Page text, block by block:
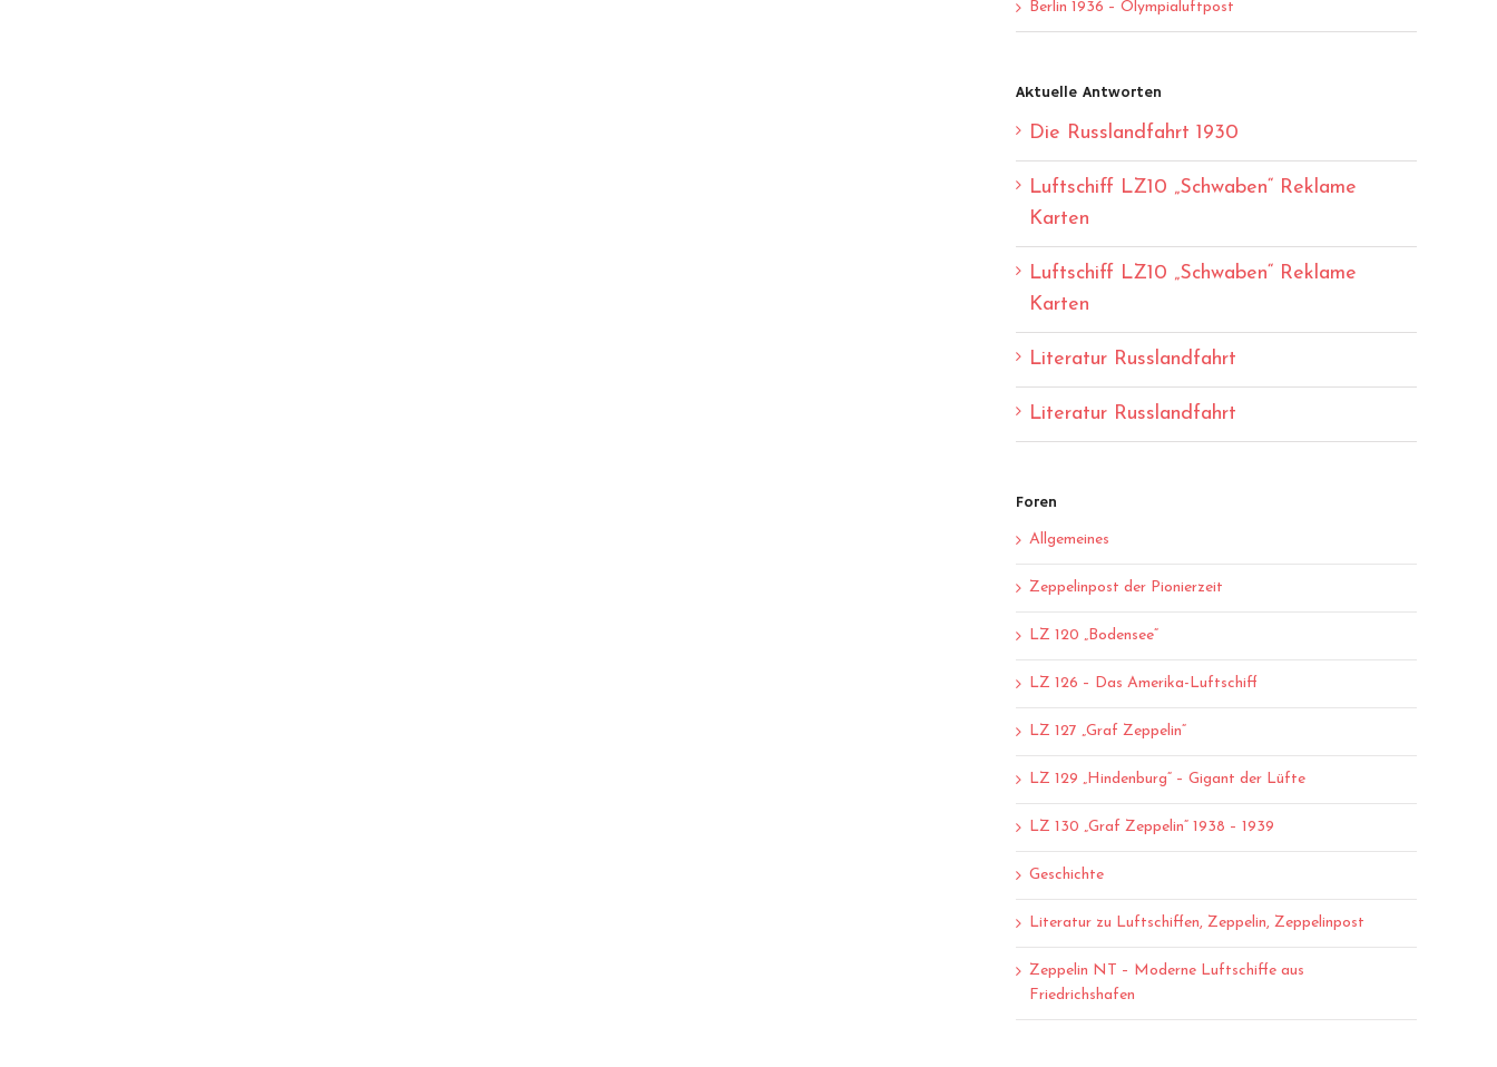
Berlin 1936 – Olympialuftpost
Aktuelle Antworten
Die Russlandfahrt 1930
Luftschiff LZ10 „Schwaben“ Reklame
Karten
Luftschiff LZ10 „Schwaben“ Reklame
Karten
Literatur Russlandfahrt
Literatur Russlandfahrt
Foren
Allgemeines
Zeppelinpost der Pionierzeit
LZ 120 „Bodensee“
LZ 126 – Das Amerika-Luftschiff
LZ 127 „Graf Zeppelin“
LZ 129 „Hindenburg“ – Gigant der Lüfte
LZ 130 „Graf Zeppelin“ 1938 – 1939
Geschichte
Literatur zu Luftschiffen, Zeppelin, Zeppelinpost
Zeppelin NT – Moderne Luftschiffe aus
Friedrichshafen